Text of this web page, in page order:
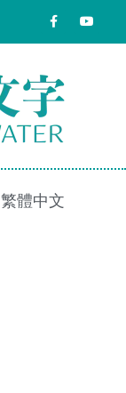
F
a
o
o
k
f
Y
o
繁體中文